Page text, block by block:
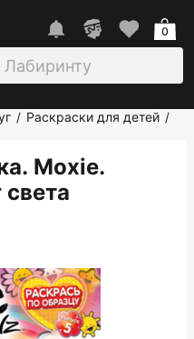
0
/ Раскраски для детей /
Moxie.